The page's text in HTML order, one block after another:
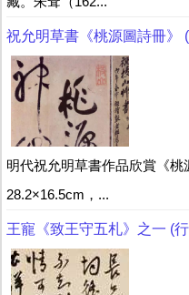
祝允明草書《桃源圖詩冊》
明代祝允明草書作品欣賞《
28.2×16.5cm，...
王寵《致王守五札》之一 (